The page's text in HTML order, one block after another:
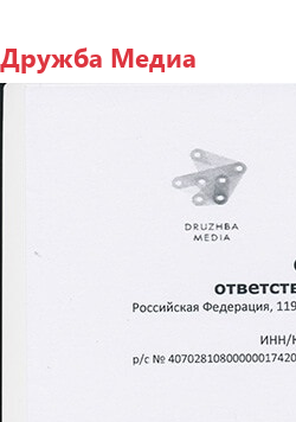
Дружба Медиа